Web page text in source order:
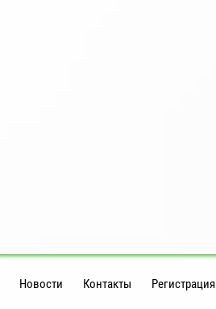
Новости Контакты Регистрация